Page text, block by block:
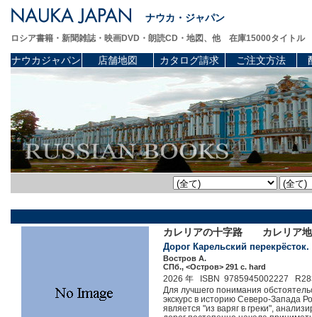
ナウカ・ジャパン
ロシア書籍・新聞雑誌・映画DVD・朗読CD・地図、他 在庫15000タイトル
ナウカジャパン 店舗地図 カタログ請求 ご注文方法
カレリアの十字路 カレリア地
Дорог Карельский
Востров А.
СПб., <Остров> 291 c. hard
2026 年 ISBN 9785945002227
Для лучшего понимания
экскурс в историю Северо-Запада
является "из варяг в греки",